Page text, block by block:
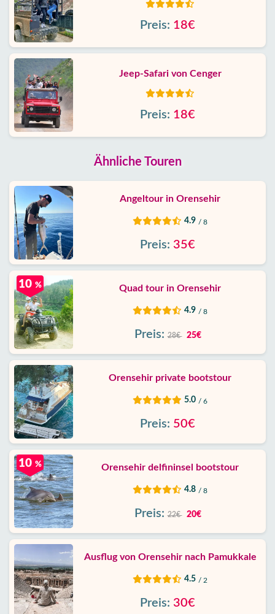
Preis: 18€
Jeep-Safari von Cenger
Preis: 18€
Ähnliche Touren
Angeltour in Orensehir
4.9 / 8
Preis: 35€
Quad tour in Orensehir
4.9 / 8
10 %
Preis: 28€ 25€
Orensehir private bootstour
5.0 / 6
Preis: 50€
Orensehir delfininsel bootstour
4.8 / 8
10 %
Preis: 22€ 20€
Ausflug von Orensehir nach Pamukkale
4.5 / 2
Preis: 30€